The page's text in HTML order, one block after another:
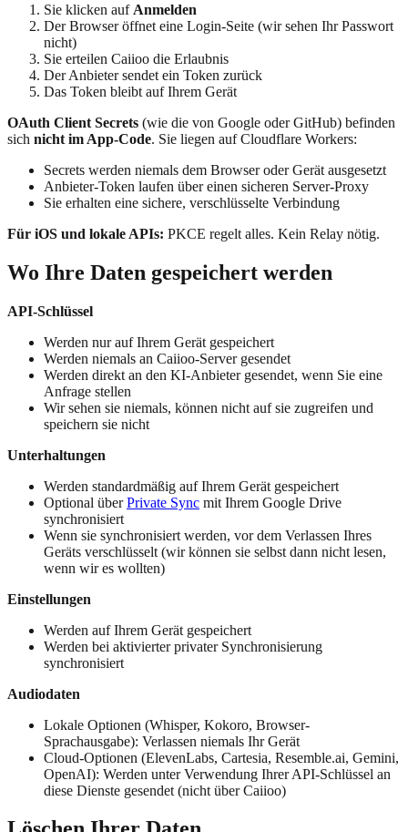
Sie klicken auf Anmelden
Der Browser öffnet eine Login-Seite (wir sehen Ihr Passwort
nicht)
Sie erteilen Caiioo die Erlaubnis
Der Anbieter sendet ein Token zurück
Das Token bleibt auf Ihrem Gerät
OAuth Client Secrets (wie die von Google oder GitHub) befinden
sich nicht im App-Code. Sie liegen auf Cloudflare Workers:
Secrets werden niemals dem Browser oder Gerät ausgesetzt
Anbieter-Token laufen über einen sicheren Server-Proxy
Sie erhalten eine sichere, verschlüsselte Verbindung
Für iOS und lokale APIs: PKCE regelt alles. Kein Relay nötig.
Wo Ihre Daten gespeichert werden
API-Schlüssel
Werden nur auf Ihrem Gerät gespeichert
Werden niemals an Caiioo-Server gesendet
Werden direkt an den KI-Anbieter gesendet, wenn Sie eine
Anfrage stellen
Wir sehen sie niemals, können nicht auf sie zugreifen und
speichern sie nicht
Unterhaltungen
Werden standardmäßig auf Ihrem Gerät gespeichert
Optional überPrivate Sync mit Ihrem Google Drive
synchronisiert
Wenn sie synchronisiert werden, vor dem Verlassen Ihres
Geräts verschlüsselt (wir können sie selbst dann nicht lesen,
wenn wir es wollten)
Einstellungen
Werden auf Ihrem Gerät gespeichert
Werden bei aktivierter privater Synchronisierung
synchronisiert
Audiodaten
Lokale Optionen (Whisper, Kokoro, Browser-
Sprachausgabe): Verlassen niemals Ihr Gerät
Cloud-Optionen (ElevenLabs, Cartesia, Resemble.ai, Gemini,
OpenAI): Werden unter Verwendung Ihrer API-Schlüssel an
diese Dienste gesendet (nicht über Caiioo)